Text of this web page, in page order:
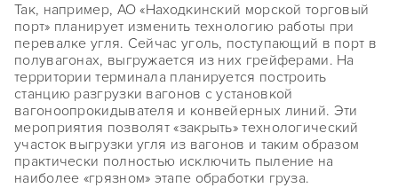
Так, например, АО «Находкинский морской торговый
порт» планирует изменить технологию работы при
перевалке угля. Сейчас уголь, поступающий в порт в
полувагонах, выгружается из них грейферами. На
территории терминала планируется построить
станцию разгрузки вагонов с установкой
вагоноопрокидывателя и конвейерных линий. Эти
мероприятия позволят «закрыть» технологический
участок выгрузки угля из вагонов и таким образом
практически полностью исключить пыление на
наиболее «грязном» этапе обработки груза.